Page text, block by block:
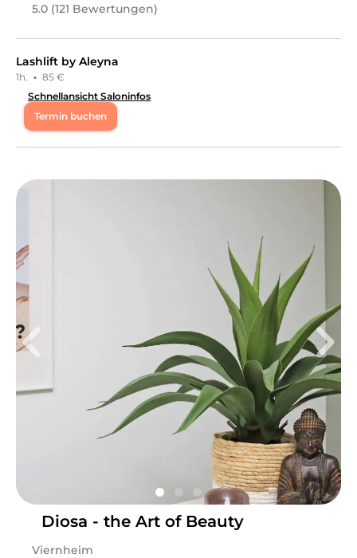
5.0 (121 Bewertungen)
Lashlift by Aleyna
1h. · 85 €
Schnellansicht Saloninfos
Termin buchen
Di 10:00 - 19:00
Mi
DİNCİ STUDIOS – Skin • Soul • Sisterhood Wir sind mehr
als ein Kosmetikstudio. Wir verbinden moderne
Hautbehandlungen mit ganzheitlicher Beratung für
Hautgesundheit und mentale Balance. Als NiSV-
zertifiziertes Studio arbeiten wir professionell,
hautschonend und individuell – von Aquafacial und
Microneedling bis Brow & Lash Lifting. Unser Fokus
liegt auf nachhaltigen Ergebnissen bei unreiner Haut,
Akne und sensibler Problemhaut. Bei uns geht es nicht
nur um äußere Schönheit, sondern um
Selbstbewusstsein, Wohlbefinden und echte
Veränderung. Jede Behandlung beginnt mit ehrlicher
Beratung und endet mit einem Glow – von innen und
außen. Wir freuen uns darauf, dich auf deinem Weg zu
gesunder Haut und mehr Selbstvertrauen zu begleiten.
Leistungen
DINCI STUDIOS inViernheim bietet Leistungen in
Kosmetik, Gesichts- & Körperbehandlungen
Diosa - the Art of Beauty
Viernheim